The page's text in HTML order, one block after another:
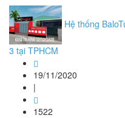
Hệ thống
3 tại TPHCM
19/11/2020
|
1522